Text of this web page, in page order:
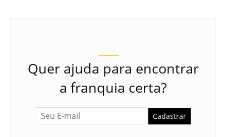
Quer ajuda para encontrar
a franquia certa?
Cadastrar